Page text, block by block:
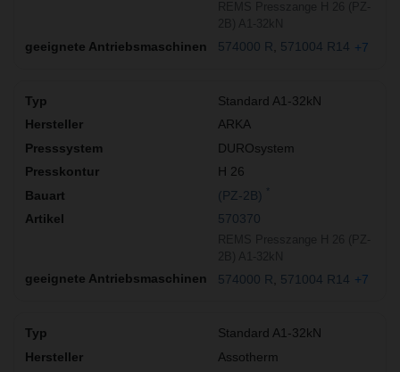
574000 R 571004 R14 +7
Standard A1-32kN
ARKA
DUROsystem
H 26
(PZ-2B)
570370
574000 R 571004 R14 +7
Standard A1-32kN
Assotherm